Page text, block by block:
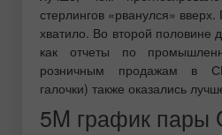
стерлингов «рванулся»
хватило. Во второй половине
как отчеты по
розничным продажам в
галочки) также оказались
5M график пары